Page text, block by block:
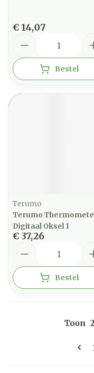
€ 14,07
Bestel
Terumo
Terumo
Digitaal Oksel 1
€ 37,26
Bestel
Toon